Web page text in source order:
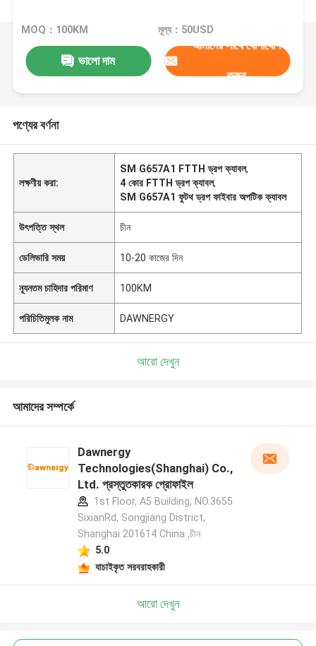
MOQ：100KM মূল্য：50USD
ভালো দাম
আমাদের সাথে যোগাযোগ
করুন
পণ্যের বর্ণনা
লক্ষণীয় করা:
SM G657A1 FTTH ড্রপ ক্যাবল,
4 কোর FTTH ড্রপ ক্যাবল,
SM G657A1 ফুটথ ড্রপ ফাইবার অপটিক ক্যাবল
উৎপত্তি স্থল চীন
ডেলিভারি সময় 10-20 কাজের দিন
ন্যূনতম চাহিদার পরিমাণ 100KM
পরিচিতিমুলক নাম DAWNERGY
আরো দেখুন
আমাদের সম্পর্কে
Dawnergy
Technologies(Shanghai) Co.,
Ltd. প্রস্তুতকারক প্রোফাইল
1st Floor, A5 Building, NO.3655
SixianRd, Songjiang District,
Shanghai 201614 China ,চীন
5.0
যাচাইকৃত সরবরাহকারী
আরো দেখুন